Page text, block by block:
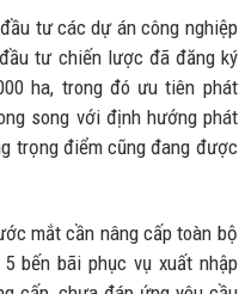
tư các dự án công nghiệp
tư chiến lược đã đăng ký
ha, trong đó ưu tiên phát
song với định hướng phát
trọng điểm cũng đang được
mắt cần nâng cấp toàn bộ
bến bãi phục vụ xuất nhập